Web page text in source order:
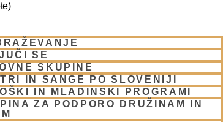
SE
SKUPINE
IN SANGE PO SLOVENIJI
IN MLADINSKI PROGRAMI
ZA PODPORO DRUŽINAM IN
učenec NM Mahatma prabhu